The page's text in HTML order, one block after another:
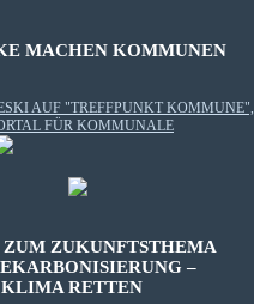
MACHEN KOMMUNEN
AUF "TREFFPUNKT KOMMUNE",
FÜR KOMMUNALE
ZUKUNFTSTHEMA
–
KLIMA RETTEN